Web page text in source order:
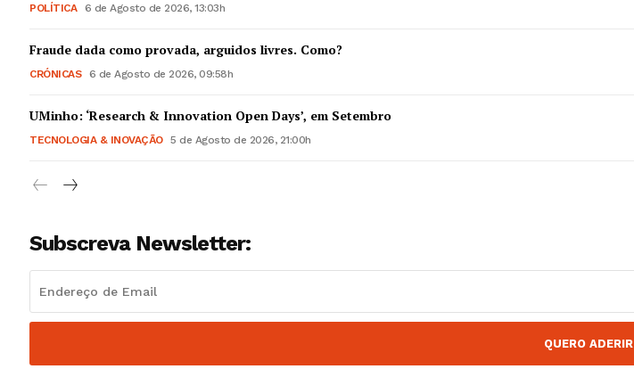
Guimarães, agora!
POLÍTICA 6 de Agosto de 2026, 13:03h
Fraude dada como provada, arguidos livres. Como?
CRÓNICAS 6 de Agosto de 2026, 09:58h
UMinho: ‘Research & Innovation Open Days’, em Setembro
TECNOLOGIA & INOVAÇÃO 5 de Agosto de 2026, 21:00h
Subscreva Newsletter:
QUERO ADERIR